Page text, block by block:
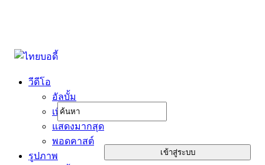
วีดีโอ
อัลบั้ม
เพิ่มล่าสุด
แสดงมากสุด
พอดคาสต์
รูปภาพ